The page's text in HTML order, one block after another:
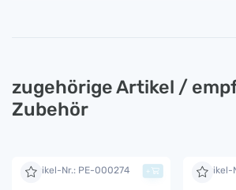
zugehörige Artikel /
Zubehör
Artikel-Nr.: PE-000274 + Artikel-